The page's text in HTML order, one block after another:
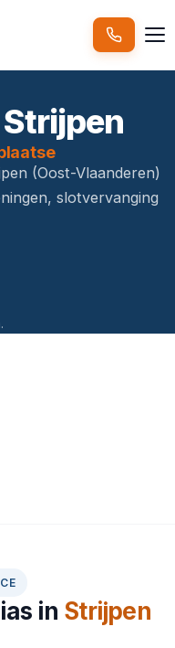
(Oost-Vlaanderen)
slotvervanging
in Strijpen